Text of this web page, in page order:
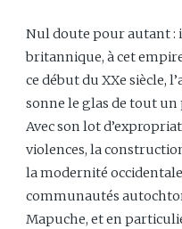
Nul doute pour autant :
britannique, à cet
ce début du XXe siècle,
sonne le glas de tout un
Avec son lot
violences, la
la modernité
communautés
Mapuche, et en